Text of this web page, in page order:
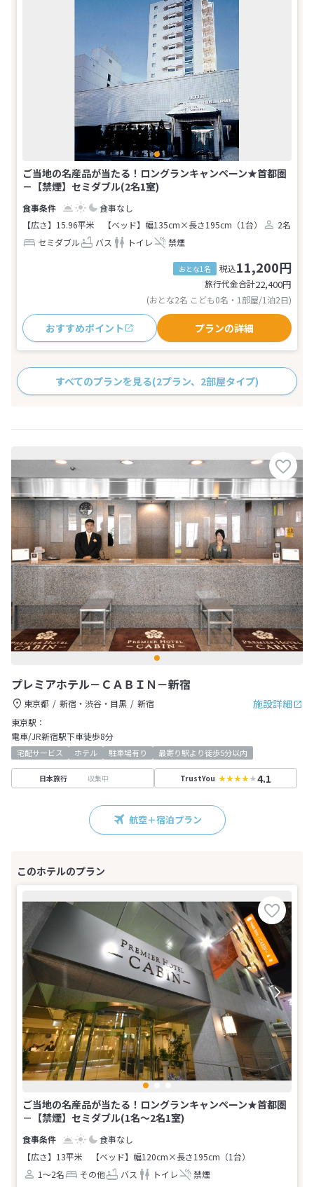
ご当地の名産品が当たる！ロングランキャンペーン★首都圏
－【禁煙】セミダブル(2名1室)
食事なし
【広さ】15.96平米
【ベッド】幅135cm×長さ195cm（1台）
2名
セミダブル
バス トイレ 禁煙
おとな1名 税込11,200円
旅行代金合計22,400円
(おとな2名 こども0名・1部屋/1泊2日)
おすすめポイント プランの詳細
すべてのプランを見る(2プラン、2部屋タイプ)
プレミアホテル－ＣＡＢＩＮ－新宿
施設詳細
東京都 新宿・渋谷・目黒
新宿
東京駅：
電車/JR新宿駅下車徒歩8分
宅配サービス ホテル 駐車場有り 最寄り駅より徒歩5分以内
日本旅行 収集中 TrustYou 4.1
航空＋宿泊プラン
ご当地の名産品が当たる！ロングランキャンペーン★首都圏
－【禁煙】セミダブル(1名～2名1室)
食事なし
【広さ】13平米
【ベッド】幅120cm×長さ195cm（1台）
1～2名
その他 バス トイレ 禁煙